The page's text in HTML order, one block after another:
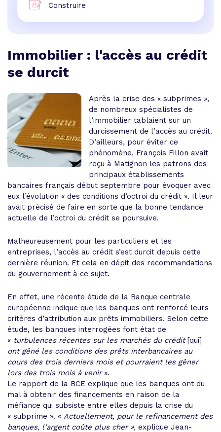
Construire
Immobilier : l'accès au crédit
se durcit
Après la crise des « subprimes »,
de nombreux spécialistes de
l’immobilier tablaient sur un
durcissement de l’accès au crédit.
D’ailleurs, pour éviter ce
phénomène, François Fillon avait
reçu à Matignon les patrons des
principaux établissements
bancaires français début septembre pour évoquer avec
eux l’évolution « des conditions d’octroi du crédit ». Il leur
avait précisé de faire en sorte que la bonne tendance
actuelle de l’octroi du crédit se poursuive.
Malheureusement pour les particuliers et les
entreprises, l’accès au crédit s’est durcit depuis cette
dernière réunion. Et cela en dépit des recommandations
du gouvernement à ce sujet.
En effet, une récente étude de la Banque centrale
européenne indique que les banques ont renforcé leurs
critères d’attribution aux prêts immobiliers. Selon cette
étude, les banques interrogées font état de
« turbulences récentes sur les marchés du crédit[qui]
ont gêné les conditions des prêts interbancaires au
cours des trois derniers mois et pourraient les gêner
lors des trois mois à venir ».
Le rapport de la BCE explique que les banques ont du
mal à obtenir des financements en raison de la
méfiance qui subsiste entre elles depuis la crise du
« subprime ». « Actuellement, pour le refinancement des
banques, l’argent coûte plus cher », explique Jean-